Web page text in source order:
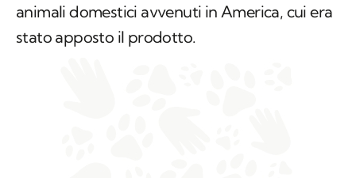
animali domestici avvenuti in America, cui era
stato apposto il prodotto.